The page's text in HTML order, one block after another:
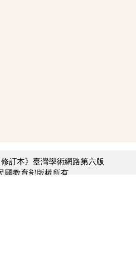
修訂本》臺灣學術網路第六版
國教育部版權所有